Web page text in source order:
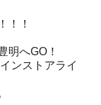
！！
明へGO！
ンストアライ